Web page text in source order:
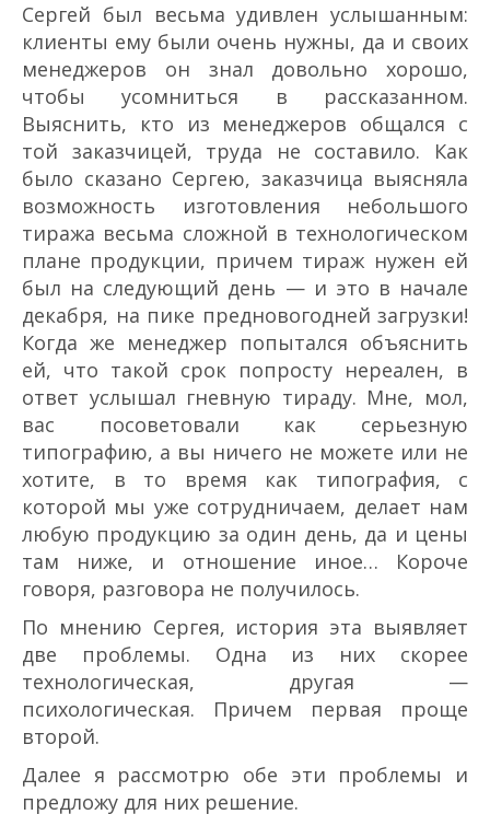
Сергей был весьма удивлен услышанным:
клиенты ему были очень нужны, да и своих
менеджеров он знал довольно хорошо,
чтобы усомниться в рассказанном.
Выяснить, кто из менеджеров общался с
той заказчицей, труда не составило. Как
было сказано Сергею, заказчица выясняла
возможность изготовления небольшого
тиража весьма сложной в технологическом
плане продукции, причем тираж нужен ей
был на следующий день — и это в начале
декабря, на пике предновогодней загрузки!
Когда же менеджер попытался объяснить
ей, что такой срок попросту нереален, в
ответ услышал гневную тираду. Мне, мол,
вас посоветовали как серьезную
типографию, а вы ничего не можете или не
хотите, в то время как типография, с
которой мы уже сотрудничаем, делает нам
любую продукцию за один день, да и цены
там ниже, и отношение иное… Короче
говоря, разговора не получилось.
По мнению Сергея, история эта выявляет
две проблемы. Одна из них скорее
технологическая, другая —
психологическая. Причем первая проще
второй.
Далее я рассмотрю обе эти проблемы и
предложу для них решение.